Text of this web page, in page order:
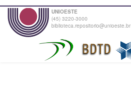
UNIOESTE
(45) 3220-3000
biblioteca.repositorio@unioeste.br